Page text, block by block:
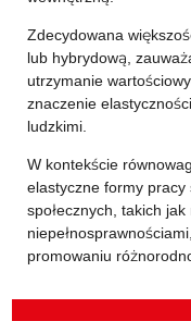
Zdecydowana
lub hybrydową,
utrzymanie
znaczenie
ludzkimi.
W kontekście
elastyczne formy
społecznych, takich
promowaniu